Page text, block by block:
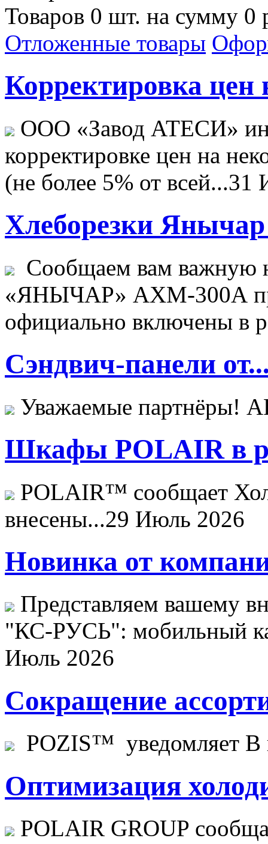
Товаров 0 шт. на сумму 0
Отложенные товары
Корректировка цен
ООО «Завод АТЕСИ»
корректировке цен на
(не более 5% от всей...31
Хлеборезки Янычар
Сообщаем вам важную
«ЯНЫЧАР» АХМ-300А
официально включены в
Сэндвич-панели
Уважаемые
Шкафы POLAIR в
POLAIR™ сообщает
внесены...29 Июль 2026
Новинка от
Представляем вашему
"КС-РУСЬ": мобильный
Июль 2026
Сокращение
POZIS™ уведомляет В
Оптимизация
POLAIR GROUP